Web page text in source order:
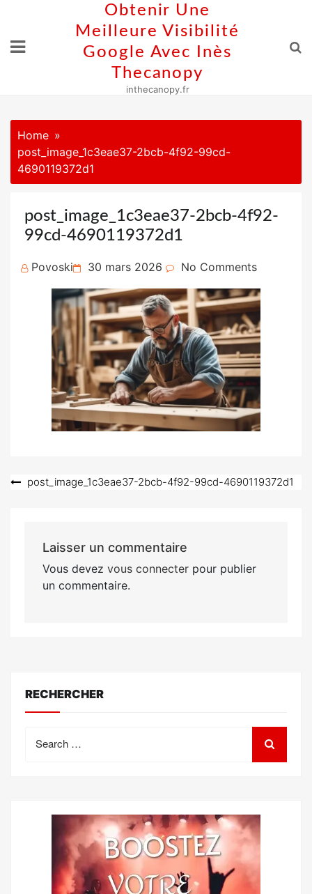
content
Obtenir Une
Meilleure Visibilité
Google Avec Inès
Thecanopy
inthecanopy.fr
Home
post_image_1c3eae37-2bcb-4f92-99cd-
4690119372d1
post_image_1c3eae37-2bcb-4f92-
99cd-4690119372d1
Povoski Posted
on
30 mars 2026 No Comments
Navigation
post_image_1c3eae37-2bcb-4f92-99cd-4690119372d1
Laisser un commentaire
Vous devez vous connecterpour publier
un commentaire.
RECHERCHER
for: